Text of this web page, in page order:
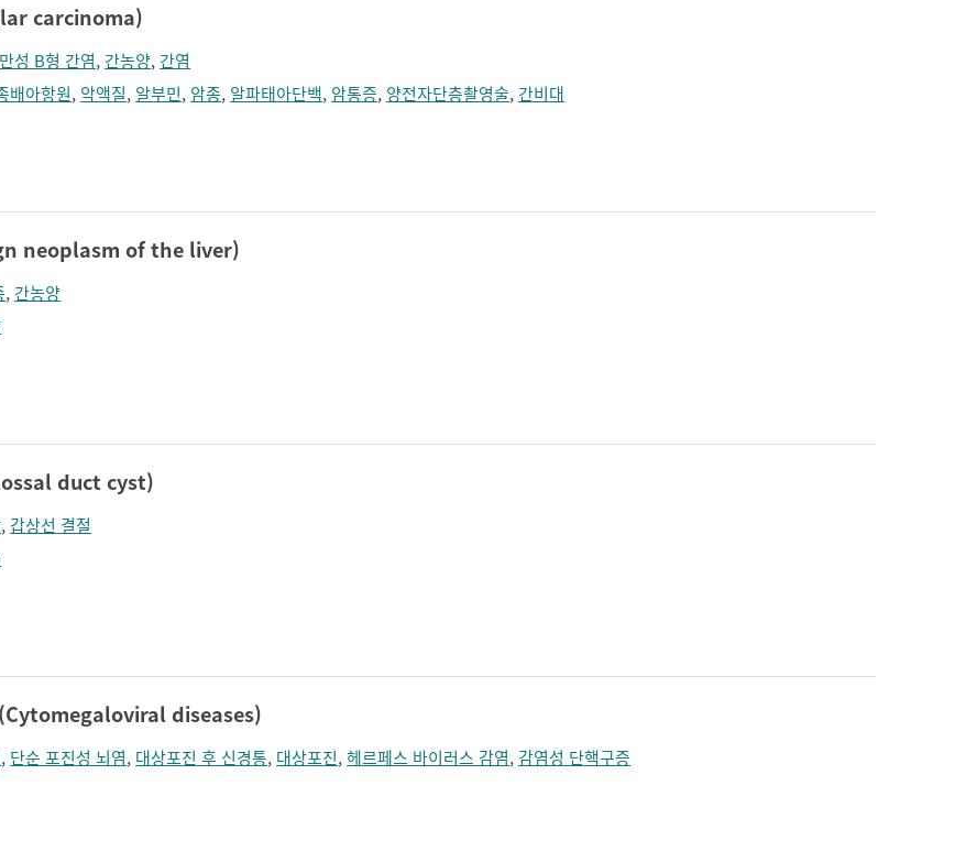
carcinoma)
만성 B형 간염, 간농양, 간염
배아항원, 악액질, 알부민, 암종, 알파태아단백, 암통증, 양전자단층촬영술, 간비대
neoplasm of the liver)
, 간농양
duct cyst)
, 갑상선 결절
(Cytomegaloviral diseases)
, 단순 포진성 뇌염, 대상포진 후 신경통, 대상포진,헤르페스 바이러스 감염, 감염성 단핵구증